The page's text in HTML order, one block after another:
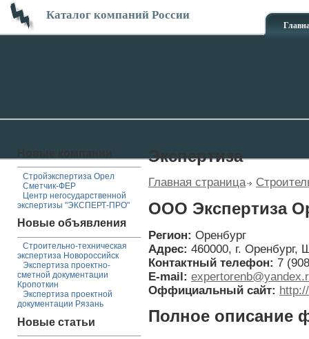
Каталог компаний России
Стройэкспертиза Орел
Сметчик-ФЕР
Центр негосударственной
экспертизы "ЭКСПЕРТ-ПРО"
Новые объявления
Строительно-техническая
экспертиза Новороссийск
Экспертиза проектно-
сметной документации
Кропоткин
Экспертиза проектной
документации Рязань
Новые статьи
Экспертиза
Главная страница
ООО Экспертиза
Регион: Оренбург
Адрес: 460000, г. Оренбург,
Контактный телефон: 7
E-mail:
Оффициальный сайт:
Полное описание